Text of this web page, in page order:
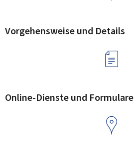
Vorgehensweise und Details
Online-Dienste und Formulare